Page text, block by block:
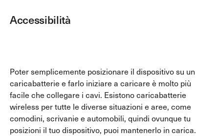
Accessibilità
Poter semplicemente posizionare il dispositivo su un
caricabatterie e farlo iniziare a caricare è molto più
facile che collegare i cavi. Esistono caricabatterie
wireless per tutte le diverse situazioni e aree, come
comodini, scrivanie e automobili, quindi ovunque tu
posizioni il tuo dispositivo, puoi mantenerlo in carica.